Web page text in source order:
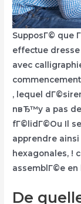
SupposГ© que
effectue
avec
, lequel
nвЂ™y a pas
fГ©lidГ©Ou Il
apprendre
hexagonales, !
assemblГ©e
De